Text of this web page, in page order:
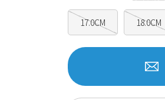
17.0CM 18.0CM